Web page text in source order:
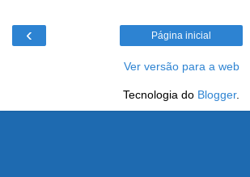
‹ Página inicial
Ver versão para a web
Tecnologia do Blogger.